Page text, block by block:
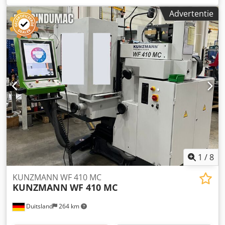
120 mm Csdpfs Uvmvsx Ad Norf
Advertentie
1 /8
Duitsland 264 km
KUNZMANN WF 410 MC
KUNZMANN WF 410 MC